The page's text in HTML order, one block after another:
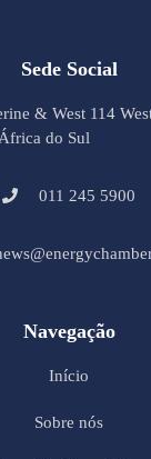
Sede Social
& West 114
do Sul
011 245 5900
Navegação
Início
Sobre nós